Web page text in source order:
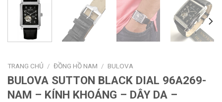
TRANG CHỦ / ĐỒNG HỒ NAM / BULOVA
BULOVA SUTTON BLACK DIAL 96A269-
NAM – KÍNH KHOÁNG – DÂY DA –